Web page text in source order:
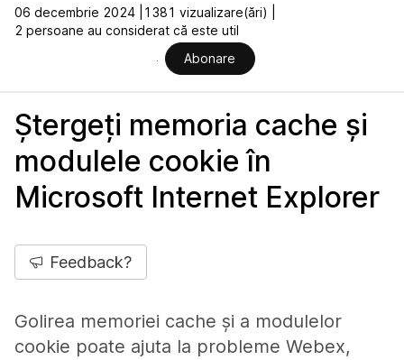
06 decembrie 2024 |
1381 vizualizare(ări) |
2 persoane au considerat că este util
Abonare
Ștergeți memoria cache și
modulele cookie în
Microsoft Internet Explorer
Feedback?
Golirea memoriei cache și a modulelor
cookie poate ajuta la probleme Webex,